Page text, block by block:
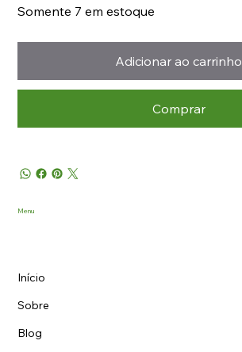
Somente 7 em estoque
Adicionar ao carrinho
Comprar
Menu
Início
Sobre
Blog